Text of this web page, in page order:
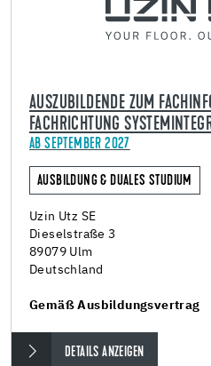
AUSZUBILDENDE ZUM
FACHRICHTUNG
AB SEPTEMBER 2027
AUSBILDUNG & DUALES STUDIUM
Uzin Utz SE
Dieselstraße 3
89079 Ulm
Deutschland
Gemäß Ausbildungsvertrag
DETAILS ANZEIGEN